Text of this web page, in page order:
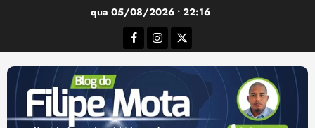
qua 05/08/2026 • 22:16
Facebook
Instagram
Twitter